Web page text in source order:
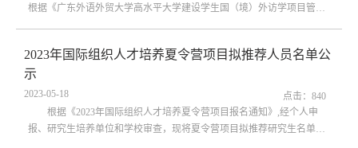
根据《广东外语外贸大学高水平大学建设学生国（境）外访学项目管理
校学籍的全日制在读优秀研究生。二、资助要求申请人应符合《广东外
语外贸大学高水平大学建设学生国（境）外访学项目管理办法》(附件1)
的相关规定，且于2022年5月25...
2023年国际组织人才培养夏令营项目拟推荐人员名单公
示
2023-05-18 点击： 840
根据《2023年国际组织人才培养夏令营项目报名通知》,经个人申
报、研究生培养单位和学校审查，现将夏令营项目拟推荐研究生名单予